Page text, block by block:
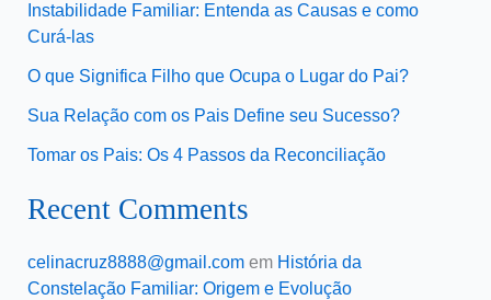
Instabilidade Familiar: Entenda as Causas e como
Curá-las
O que Significa Filho que Ocupa o Lugar do Pai?
Sua Relação com os Pais Define seu Sucesso?
Tomar os Pais: Os 4 Passos da Reconciliação
Recent Comments
celinacruz8888@gmail.comem História da
Constelação Familiar: Origem e Evolução